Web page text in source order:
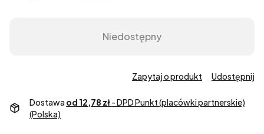
Niedostępny
Zapytaj o produkt Udostępnij
Dostawa od 12,78 zł- DPD Punkt (placówki partnerskie)
(Polska)